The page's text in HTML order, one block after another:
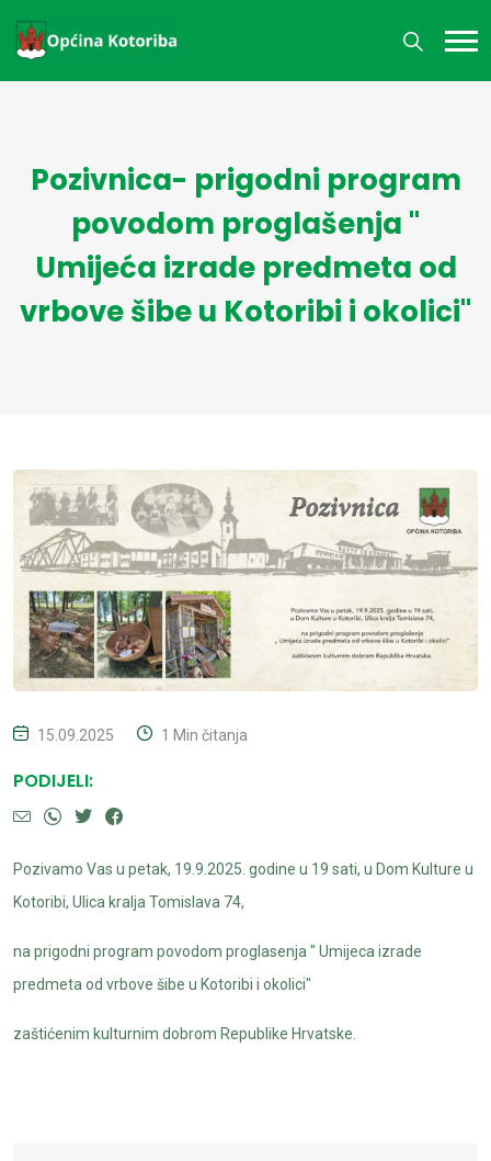
Pozivnica- prigodni program
povodom proglašenja "
Umijeća izrade predmeta od
vrbove šibe u Kotoribi i okolici"
15.09.2025 1 Min čitanja
PODIJELI:
Pozivamo Vas u petak, 19.9.2025. godine u 19 sati, u Dom Kulture u
Kotoribi, Ulica kralja Tomislava 74,
na prigodni program povodom proglasenja " Umijeca izrade
predmeta od vrbove šibe u Kotoribi i okolici"
zaštićenim kulturnim dobrom Republike Hrvatske.